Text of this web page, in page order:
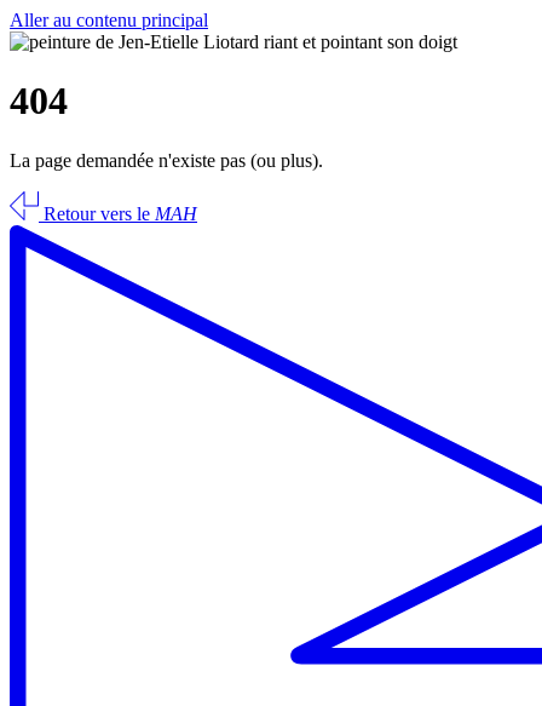
Aller au contenu principal
404
La page demandée n'existe pas (ou plus).
Retour vers le MAH